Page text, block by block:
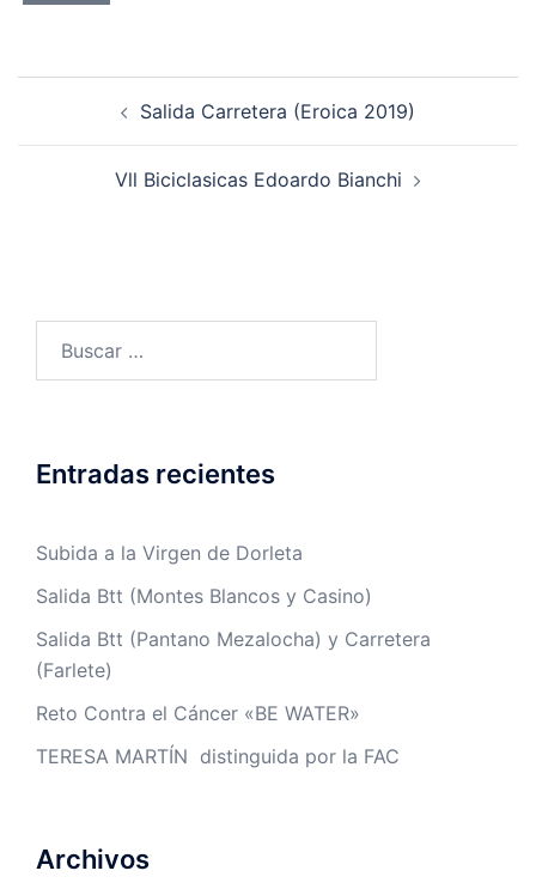
Salida Carretera (Eroica 2019)
Vll Biciclasicas Edoardo Bianchi
Entradas recientes
Subida a la Virgen de Dorleta
Salida Btt (Montes Blancos y Casino)
Salida Btt (Pantano Mezalocha) y Carretera
(Farlete)
Reto Contra el Cáncer «BE WATER»
TERESA MARTÍN distinguida por la FAC
Archivos